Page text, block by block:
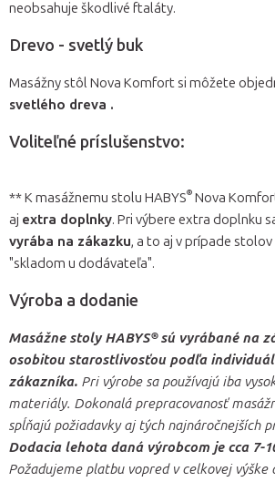
neobsahuje škodlivé ftaláty.
Drevo - svetlý buk
Masážny stôl Nova Komfort si môžete
svetlého dreva .
Voliteľné príslušenstvo:
** K masážnemu stolu HABYS® Nova
aj extra doplnky. Pri výbere extra doplnku
vyrába na zákazku, a to aj v prípade stolov
"skladom u dodávateľa".
Výroba a dodanie
Masážne stoly HABYS® sú vyrábané na
osobitou starostlivosťou podľa
zákazníka. Pri výrobe sa používajú iba
materiály. Dokonalá prepracovanosť
spĺňajú požiadavky aj tých najnáročnejších
Dodacia lehota daná výrobcom je cca 7-
Požadujeme platbu vopred v celkovej výške